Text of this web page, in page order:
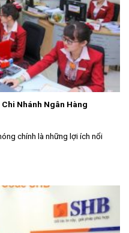
Nhánh Ngân Hàng
chính là những lợi ích nổi